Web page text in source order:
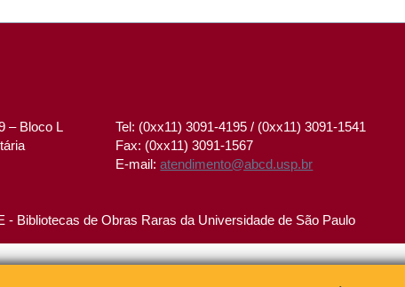
– Bloco L
Tel: (0xx11) 3091-4195 / (0xx11) 3091-1541
Fax: (0xx11) 3091-1567
E-mail:atendimento@abcd.usp.br
- Bibliotecas de Obras Raras da Universidade de São Paulo